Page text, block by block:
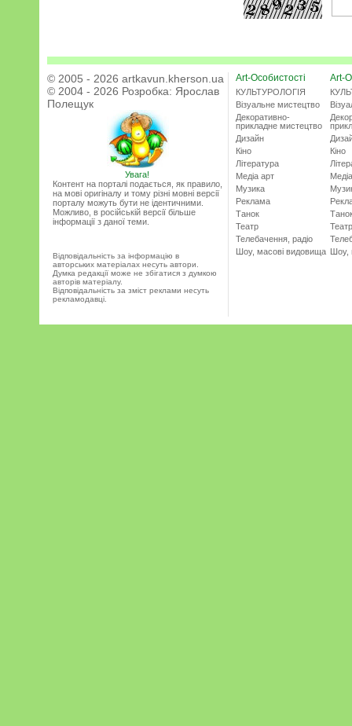
© 2005 - 2026 artkavun.kherson.ua
© 2004 - 2026 Розробка: Ярослав
Полещук
Увага!
Контент на порталі подається, як правило,
на мові оригіналу и тому різні мовні версії
порталу можуть бути не ідентичними.
Можливо, в російській версії більше
інформації з даної теми.
Відповідальність за інформацію в
авторських матеріалах несуть автори.
Думка редакції може не збігатися з думкою
авторів матеріалу.
Відповідальність за зміст реклами несуть
рекламодавці.
Art-Особистості
КУЛЬТУРОЛОГІЯ
Візуальне мистецтво
Декоративно-
прикладне мистецтво
Дизайн
Кіно
Література
Медіа арт
Музика
Реклама
Танок
Театр
Телебачення, радіо
Шоу, масові видовища
Art-
Кіно
Театр
Шоу,